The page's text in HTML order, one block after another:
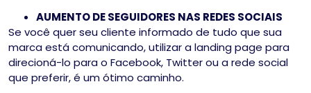
AUMENTO DE SEGUIDORES NAS REDES SOCIAIS
Se você quer seu cliente informado de tudo que sua
marca está comunicando, utilizar a landing page para
direcioná-lo para o Facebook, Twitter ou a rede social
que preferir, é um ótimo caminho.